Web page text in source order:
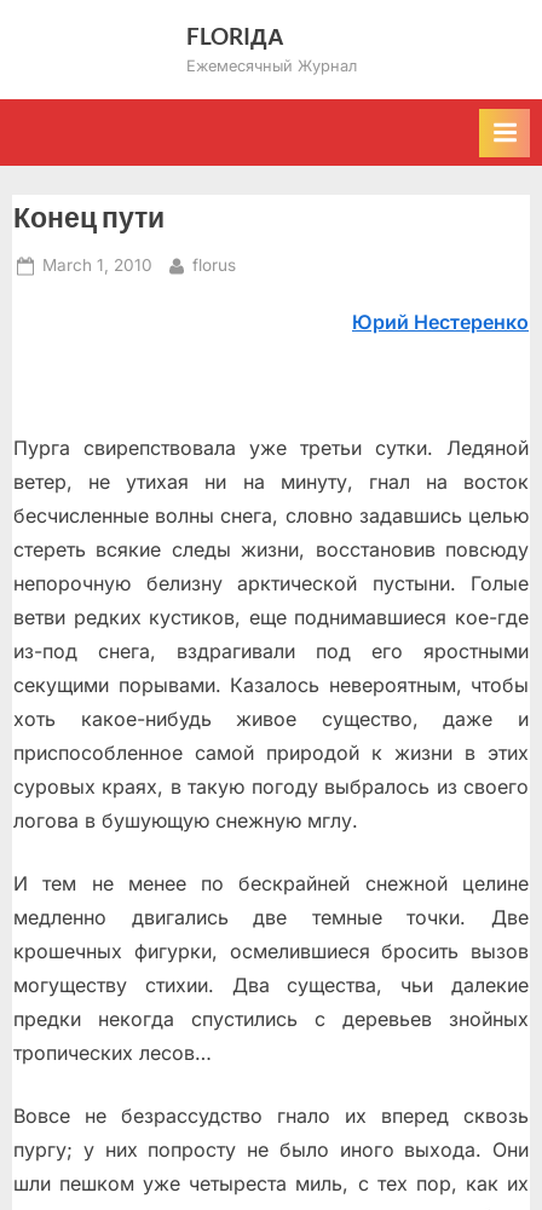
FLORIДА
Ежемесячный Журнал
Конец пути
Posted
March 1, 2010 By
florus
Юрий Нестеренко
Пурга свирепствовала уже третьи сутки. Ледяной
ветер, не утихая ни на минуту, гнал на восток
бесчисленные волны снега, словно задавшись целью
стереть всякие следы жизни, восстановив повсюду
непорочную белизну арктической пустыни. Голые
ветви редких кустиков, еще поднимавшиеся кое-где
из-под снега, вздрагивали под его яростными
секущими порывами. Казалось невероятным, чтобы
хоть какое-нибудь живое существо, даже и
приспособленное самой природой к жизни в этих
суровых краях, в такую погоду выбралось из своего
логова в бушующую снежную мглу.
И тем не менее по бескрайней снежной целине
медленно двигались две темные точки. Две
крошечных фигурки, осмелившиеся бросить вызов
могуществу стихии. Два существа, чьи далекие
предки некогда спустились с деревьев знойных
тропических лесов…
Вовсе не безрассудство гнало их вперед сквозь
пургу; у них попросту не было иного выхода. Они
шли пешком уже четыреста миль, с тех пор, как их